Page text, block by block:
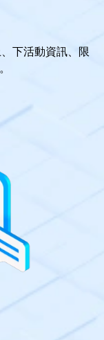
下活動資訊、限